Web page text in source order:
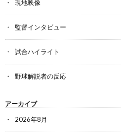
現地映像
監督インタビュー
試合ハイライト
野球解説者の反応
アーカイブ
2026年8月